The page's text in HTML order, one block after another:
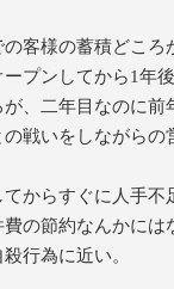
の客様の蓄積どころ
プンしてから1年
が、二年目なのに前
戦いをしながらの
からすぐに人手不
の節約なんかには
行為に近い。